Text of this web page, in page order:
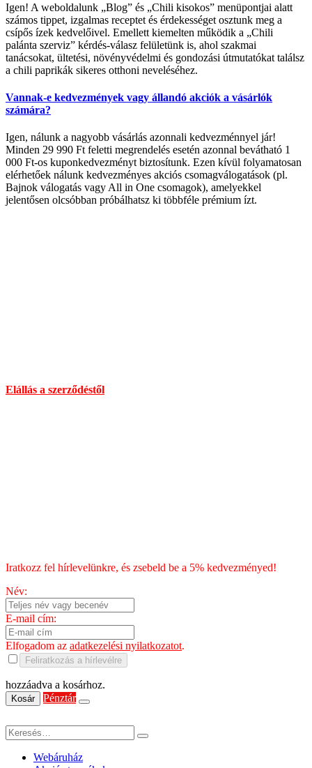
Igen! A weboldalunk „Blog” és „Chili kisokos” menüpontjai alatt
számos tippet, izgalmas receptet és érdekességet osztunk meg a
csípős ízek kedvelőivel. Emellett kiemelten működik a „Chili
palánta szerviz” kérdés-válasz felületünk is, ahol szakmai
tanácsokat, ültetési, növényvédelmi és gondozási útmutatókat találsz
a chili paprikák sikeres otthoni neveléséhez.
Vannak-e kedvezmények vagy állandó akciók a vásárlók
számára?
Igen, nálunk a nagyobb vásárlás azonnali kedvezménnyel jár!
Minden 29 990 Ft feletti megrendelés esetén azonnal bevátható 1
000 Ft-os kuponkedvezményt biztosítunk. Ezen kívül folyamatosan
elérhetőek nálunk kedvezményes akciós csomagválogatások (pl.
Bajnok válogatás vagy All in One csomagok), amelyekkel
jelentősen olcsóbban próbálhatsz ki többféle prémium ízt.
Elállás a szerződéstől
Iratkozz fel hírlevelünkre, és zsebeld be a 5% kedvezményed!
Név:
E-mail cím:
Elfogadom az adatkezelési nyilatkozatot.
Feliratkozás a hírlevélre
hozzáadva a kosárhoz.
Kosár Pénztár
Webáruház